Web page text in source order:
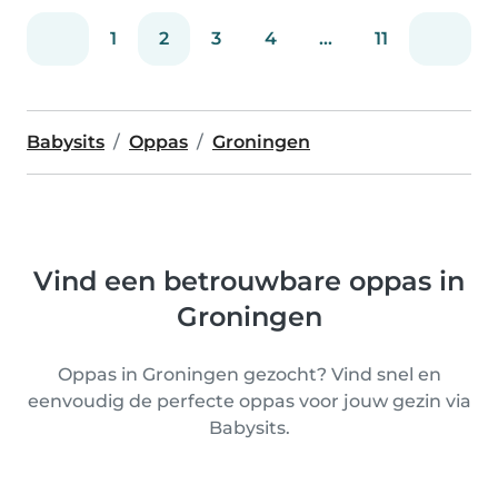
1 2 3 4 ... 11
Babysits Oppas Groningen
Vind een betrouwbare oppas in
Groningen
Oppas in Groningen gezocht? Vind snel en
eenvoudig de perfecte oppas voor jouw gezin via
Babysits.